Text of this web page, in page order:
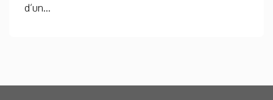
d’un...